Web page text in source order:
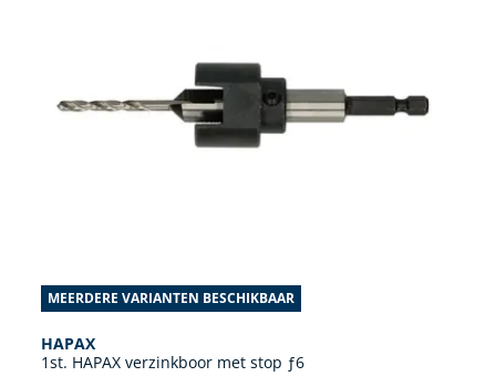
MEERDERE VARIANTEN BESCHIKBAAR
HAPAX
1st. HAPAX verzinkboor met stop ƒ6